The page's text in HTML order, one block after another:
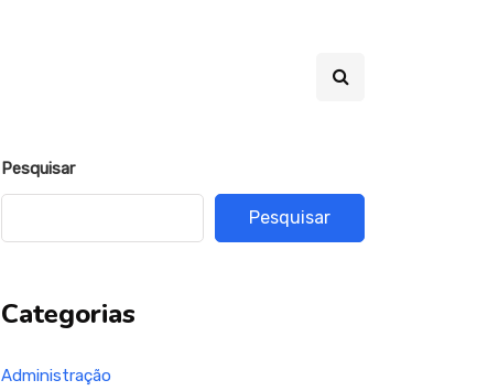
Pesquisar
Pesquisar
Categorias
Administração